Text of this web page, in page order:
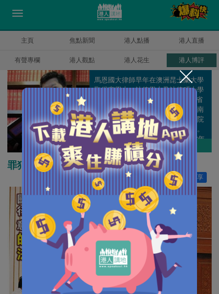
主頁 焦點新聞 港人點播 港人直播
有聲專欄 港人觀點 港人花生 港人博評
馬恩國
馬恩國大律師早年在澳洲昆士蘭大學
取得商學士、法律學士及法律碩士學
位，在1996年4月成為澳洲昆士蘭省
高等法院執業大律師，隨後也在新南
威爾斯高等法院、維多利亞高等法院
及澳洲最高法院等取得大律師資格。
馬大律師在2007年9月回港，2008年
成為香港高等法院執業大律師。 他曾
為澳洲兩所大學法律學院的兼職講
師，亦是天津南開大學法律學院客座
教授；於2009年，獲保安局局長委任
為獨立監察警方處理投訴委員會觀察
員，於2010年獲行政長官委任為委
作者其他博評
罪犯才怕國安法
分享
讚好 0